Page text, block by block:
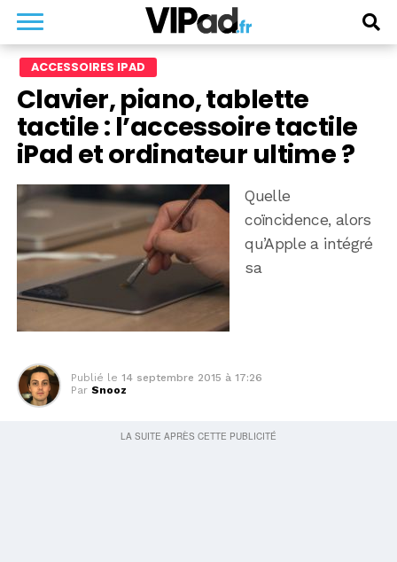
ACCESSOIRES IPAD
Clavier, piano, tablette
tactile : l’accessoire tactile
iPad et ordinateur ultime ?
Quelle
coïncidence, alors
qu’Apple a intégré
sa
Publié le 14 septembre 2015 à 17:26
Par Snooz